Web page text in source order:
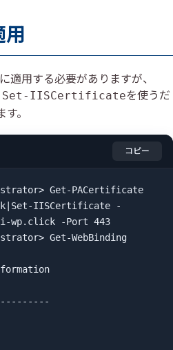
適用する必要がありますが、
IISCertificateを使うだ
。
コピー
Get-PACertificate
IISCertificate -
wp.click -Port 443
Get-WebBinding